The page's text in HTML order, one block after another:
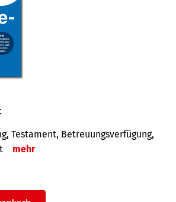
Testa­ment, Be­treuungs­verfü­gung,
mehr